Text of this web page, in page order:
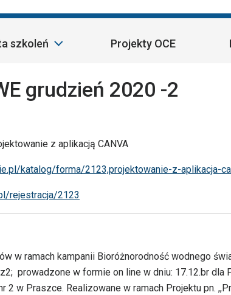
szkoleń Projekty OCE
grudzień 2020 -2
z aplikacją CANVA
katalog/forma/2123,projektowanie-z-aplikacja-
rejestracja/2123
w ramach kampanii Bioróżnorodność wodnego
prowadzone w formie on line w dniu: 17.12.br dla
2 w Praszce. Realizowane w ramach Projektu pn.